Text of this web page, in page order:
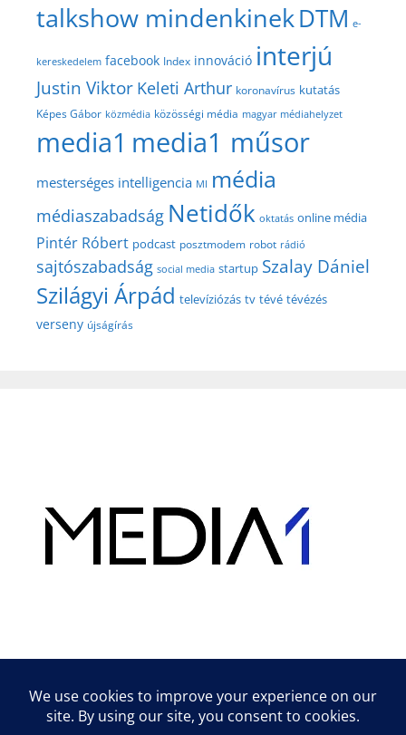
talkshow mindenkinekDTM e-
kereskedelem facebook Index innováció interjú
Justin Viktor Keleti Arthur koronavírus kutatás
Képes Gábor közmédia közösségi média magyar médiahelyzet
media1 media1 műsor
mesterséges intelligencia MI média
médiaszabadság Netidők oktatás online média
Pintér Róbert podcast posztmodem robot rádió
sajtószabadság social media startup Szalay Dániel
Szilágyi Árpád televíziózás tv tévé tévézés
verseny újságírás